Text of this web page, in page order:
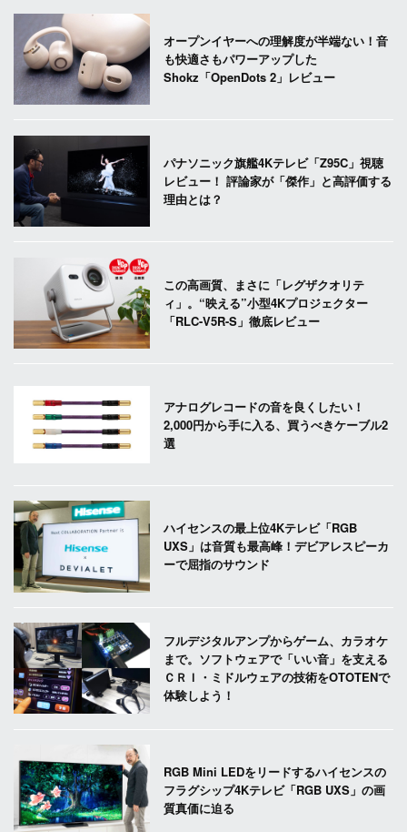
オープンイヤーへの理解度が半端ない！音
も快適さもパワーアップした
Shokz「OpenDots 2」レビュー
パナソニック旗艦4Kテレビ「Z95C」視聴
レビュー！ 評論家が「傑作」と高評価する
理由とは？
この高画質、まさに「レグザクオリテ
ィ」。“映える”小型4Kプロジェクター
「RLC-V5R-S」徹底レビュー
アナログレコードの音を良くしたい！
2,000円から手に入る、買うべきケーブル2
選
ハイセンスの最上位4Kテレビ「RGB
UXS」は音質も最高峰！デビアレスピーカ
ーで屈指のサウンド
フルデジタルアンプからゲーム、カラオケ
まで。ソフトウェアで「いい音」を支える
ＣＲＩ・ミドルウェアの技術をOTOTENで
体験しよう！
RGB Mini LEDをリードするハイセンスの
フラグシップ4Kテレビ「RGB UXS」の画
質真価に迫る